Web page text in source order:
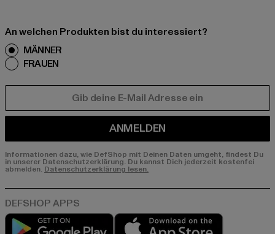
An welchen Produkten bist du interessiert?
MÄNNER
FRAUEN
ANMELDEN
Informationen dazu, wie DefShop mit Deinen Daten umgeht, findest Du
in unserer Datenschutzerklärung. Du kannst Dich jederzeit kostenfei
abmelden. Datenschutzerklärung lesen.
Play market